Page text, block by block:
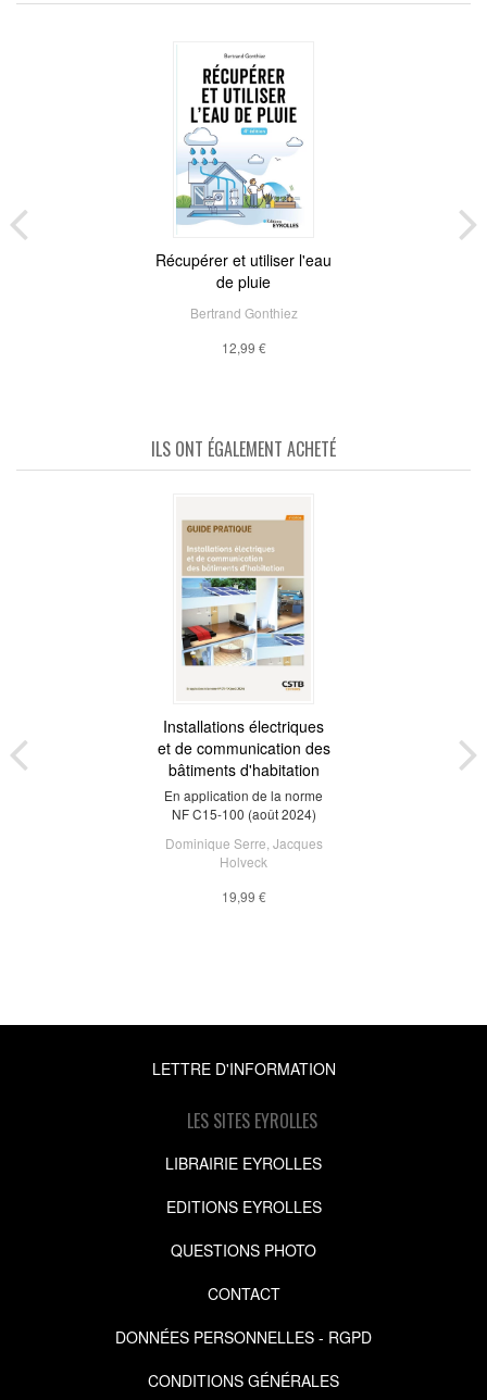
Récupérer et utiliser l'eau
de pluie
Bertrand Gonthiez
12,99 €
ILS ONT ÉGALEMENT ACHETÉ
Installations électriques
et de communication des
bâtiments d'habitation
En application de la norme
NF C15-100 (août 2024)
Dominique Serre Jacques
Holveck
19,99 €
LETTRE D'INFORMATION
LES SITES EYROLLES
LIBRAIRIE EYROLLES
EDITIONS EYROLLES
QUESTIONS PHOTO
CONTACT
DONNÉES PERSONNELLES - RGPD
CONDITIONS GÉNÉRALES